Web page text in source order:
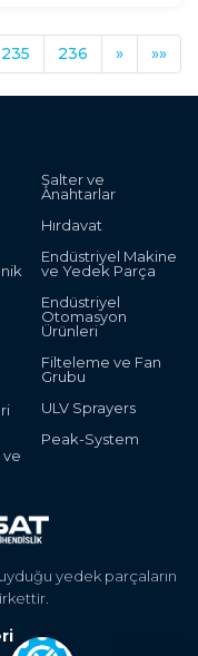
235 236 » »»
yedek parçaların
ve
Şalter ve
Anahtarlar
Hırdavat
Endüstriyel Makine
ve Yedek Parça
Endüstriyel
Otomasyon
Ürünleri
Filteleme ve Fan
Grubu
ULV Sprayers
Peak-System